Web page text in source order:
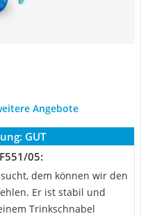
Angebote
GUT
05:
dem können wir den
Er ist stabil und
Trinkschnabel